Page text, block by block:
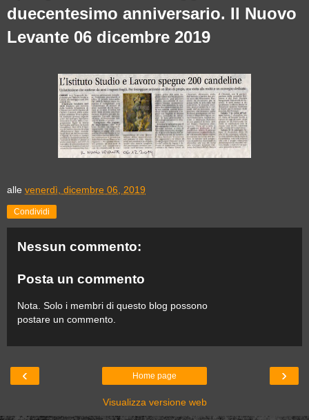
duecentesimo anniversario. Il Nuovo
Levante 06 dicembre 2019
alle venerdì, dicembre 06, 2019
Condividi
Nessun commento:
Posta un commento
Nota. Solo i membri di questo blog possono
postare un commento.
‹ ›
Home page
Visualizza versione web